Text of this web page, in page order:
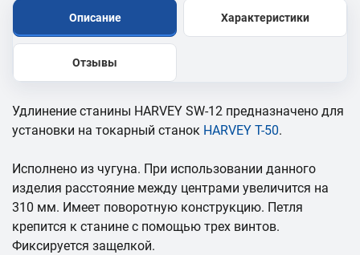
Описание Характеристики
Отзывы
Удлинение станины HARVEY SW-12 предназначено для
установки на токарный станок HARVEY T-50.
Исполнено из чугуна. При использовании данного
изделия расстояние между центрами увеличится на
310 мм. Имеет поворотную конструкцию. Петля
крепится к станине с помощью трех винтов.
Фиксируется защелкой.